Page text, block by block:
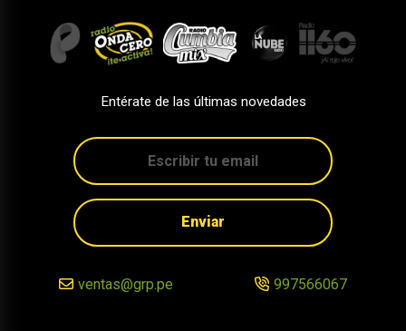
Entérate de las últimas novedades
Enviar
ventas@grp.pe 997566067